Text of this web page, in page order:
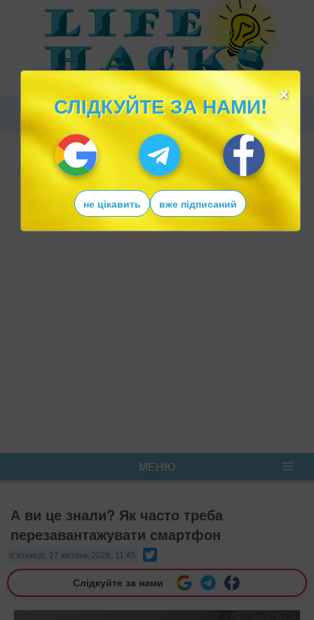
МЕНЮ
А ви це знали? Як часто треба
перезавантажувати смартфон
п’ятниця, 17 квітень 2026, 11:45
Слідкуйте за нами
×
СЛІДКУЙТЕ ЗА НАМИ!
не цікавить вже підписаний